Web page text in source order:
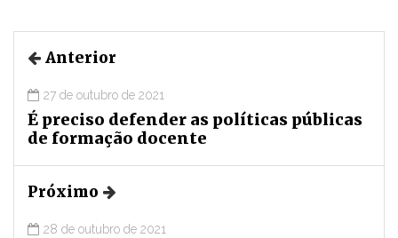
Anterior
27 de outubro de 2021
É preciso defender as políticas públicas
de formação docente
Próximo
28 de outubro de 2021